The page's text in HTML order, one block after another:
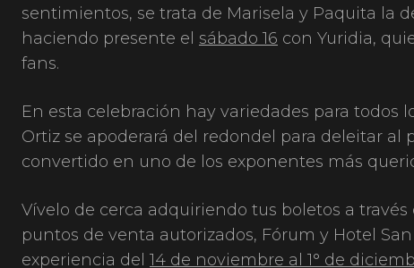
sentimientos, se trata de Marisela y Paquita la
haciendo presente el sábado 16 con Yuridia,
fans.
En esta celebración hay variedades para todos
Ortiz se apoderará del redondel para deleitar al
convertido en uno de los exponentes más
Vívelo de cerca adquiriendo tus boletos a
puntos de venta autorizados, Fórum y Hotel
experiencia del 14 de noviembre al 1° de